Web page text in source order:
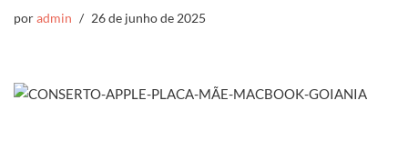
poradmin 26 de junho de 2025